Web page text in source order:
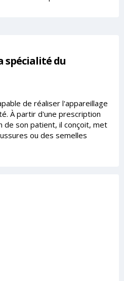
spécialité du
de réaliser l'appareillage
À partir d'une prescription
de son patient, il conçoit, met
ou des semelles